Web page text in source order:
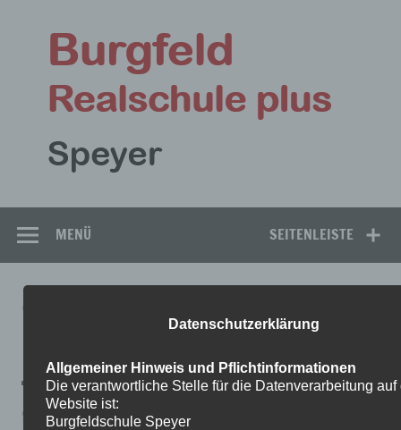
springen
SEITENLEISTE
MENÜ
9C-BILDENDE-KUNST-23.3-
BIS-27.3-1
9c-Bildende-Kunst-23.3-bis-27.3-1
Datenschutzerklärung
Allgemeiner Hinweis und Pflichtinformationen
Die verantwortliche Stelle für die Datenverarbeitung auf
Website ist:
Burgfeldschule Speyer